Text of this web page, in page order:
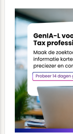
Sidebar